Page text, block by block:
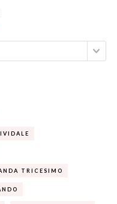
TRICESIMO